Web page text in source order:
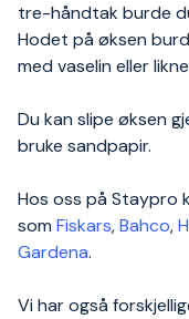
tre-håndtak burde
Hodet på øksen
med vaselin eller
Du kan slipe øksen
bruke sandpapir.
Hos oss på Staypro
som Fiskars,Bahco,
Gardena.
Vi har også